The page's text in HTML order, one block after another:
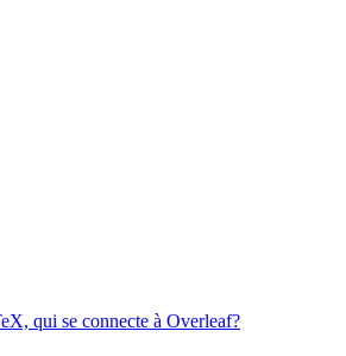
qui se connecte à Overleaf?